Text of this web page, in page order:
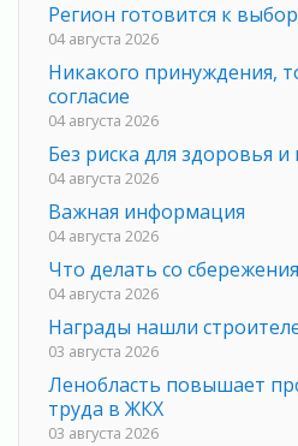
Регион готовится к
04 августа 2026
Никакого принуждения,
согласие
04 августа 2026
Без риска для здоровья
04 августа 2026
Важная информация
04 августа 2026
Что делать со
04 августа 2026
Награды нашли
03 августа 2026
Ленобласть повышает
труда в ЖКХ
03 августа 2026